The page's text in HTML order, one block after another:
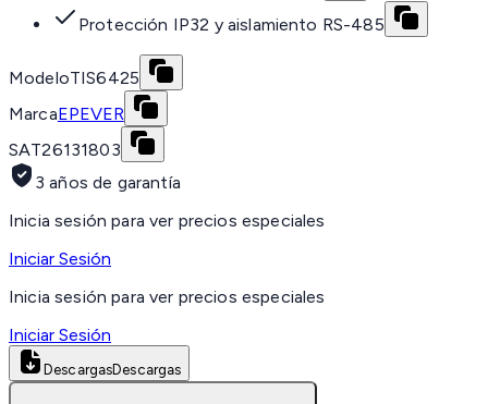
Protección IP32 y aislamiento RS-485
ModeloTIS6425
MarcaEPEVER
SAT26131803
3 años de garantía
Inicia sesión para ver precios especiales
Iniciar Sesión
Inicia sesión para ver precios especiales
Iniciar Sesión
DescargasDescargas